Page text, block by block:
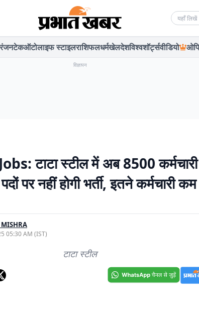
Search
टेकऑटोलाइफ स्टाइलराशिफलधर्मखेलदेशविश्वशॉर्ट्सवीडियो
विज्ञापन
टाटा स्टील में अब 8500 कर्मचारी
पर नहीं होगी भर्ती, इतने कर्मचारी
MISHRA
05:30 AM (IST)
टाटा स्टील